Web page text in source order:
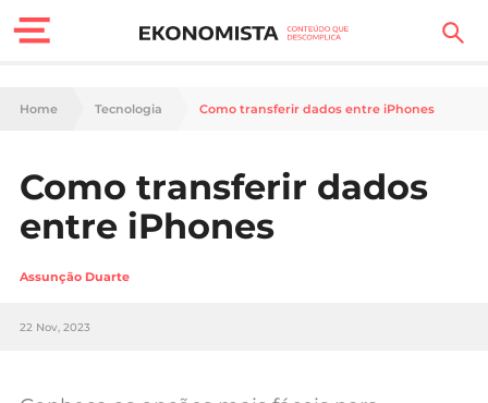
Finanças Pessoais
Carreira
Home Tecnologia Como transferir dados entre iPhones
Como transferir dados
entre iPhones
Assunção Duarte
22 Nov, 2023